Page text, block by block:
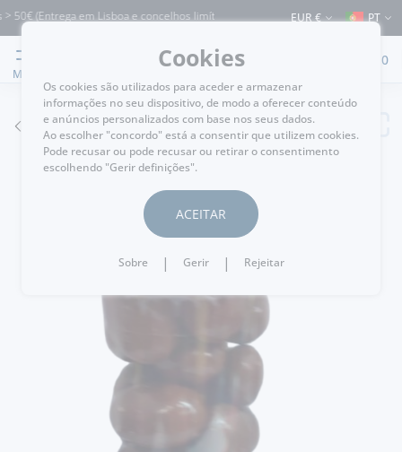
(Entrega em Lisboa e concelhos limítrofes) ⚠️ Envios para Portugal e para o
EUR € PT
MENU
0
VOLTAR
Cookies
Os cookies são utilizados para aceder e armazenar
informações no seu dispositivo, de modo a oferecer conteúdo
e anúncios personalizados com base nos seus dados.
Ao escolher "concordo" está a consentir que utilizem cookies.
Pode recusar ou pode recusar ou retirar o consentimento
escolhendo "Gerir definições".
ACEITAR
Sobre | Gerir | Rejeitar